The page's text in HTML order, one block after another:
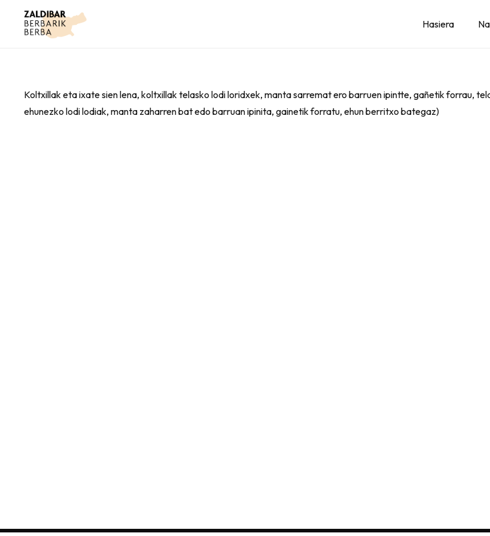
Hasiera
Koltxillak eta ixate sien lena, koltxillak telasko lodi loridxek, manta sarremat ero barruen ipintte, gañetik forrau,
ehunezko lodi lodiak, manta zaharren bat edo barruan ipinita, gainetik forratu, ehun berritxo bategaz)